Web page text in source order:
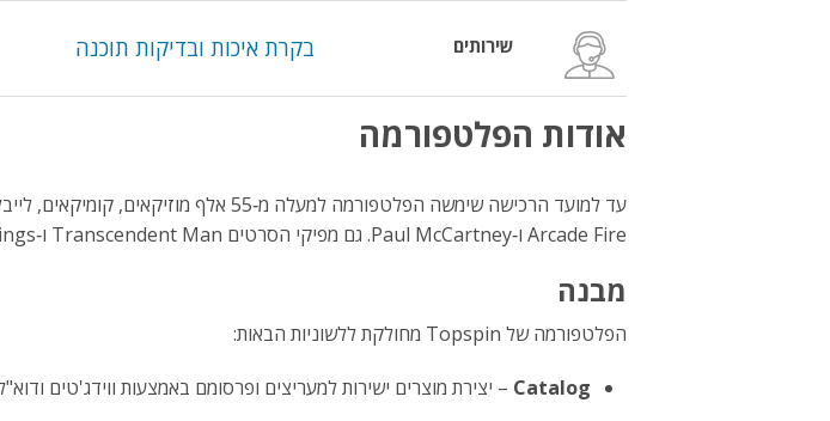
שירותים בקרת איכות ובדיקות תוכנה
אודות הפלטפורמה
Arcade Fire ו‑Paul McCartney. גם מפיקי הסרטים Transcendent Man ו‑One Too Many Mornings השתמשו בה.
מבנה
הפלטפורמה של Topspin מחולקת ללשוניות הבאות:
Catalog – יצירת מוצרים ישירות למעריצים ופרסומם באמצעות ווידג'טים